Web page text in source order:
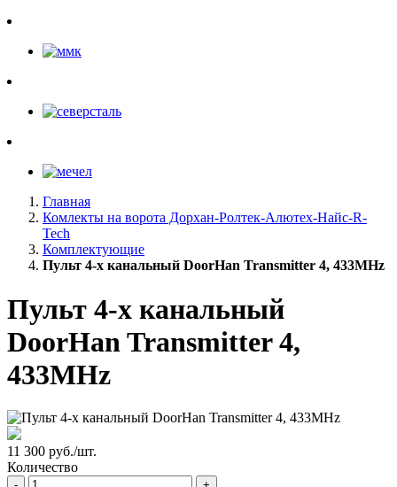
Главная
Комлекты на ворота Дорхан-Ролтек-Алютех-Найс-R-
Tech
Комплектующие
Пульт 4-х канальный DoorHan Transmitter 4, 433MHz
Пульт 4-х канальный
DoorHan Transmitter 4,
433MHz
11 300 руб./шт.
Количество